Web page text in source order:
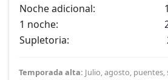
Noche adicional:
1 noche:
Supletoria:
Temporada alta: Julio, agosto, puentes,